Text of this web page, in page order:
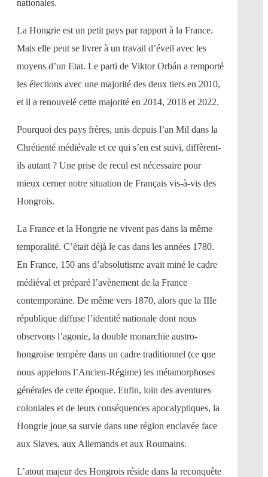
nationales.
La Hongrie est un petit pays par rapport à la France.
Mais elle peut se livrer à un travail d’éveil avec les
moyens d’un Etat. Le parti de Viktor Orbán a remporté
les élections avec une majorité des deux tiers en 2010,
et il a renouvelé cette majorité en 2014, 2018 et 2022.
Pourquoi des pays frères, unis depuis l’an Mil dans la
Chrétienté médiévale et ce qui s’en est suivi, diffèrent-
ils autant ? Une prise de recul est nécessaire pour
mieux cerner notre situation de Français vis-à-vis des
Hongrois.
La France et la Hongrie ne vivent pas dans la même
temporalité. C’était déjà le cas dans les années 1780.
En France, 150 ans d’absolutisme avait miné le cadre
médiéval et préparé l’avènement de la France
contemporaine. De même vers 1870, alors que la IIIe
république diffuse l’identité nationale dont nous
observons l’agonie, la double monarchie austro-
hongroise tempère dans un cadre traditionnel (ce que
nous appelons l’Ancien-Régime) les métamorphoses
générales de cette époque. Enfin, loin des aventures
coloniales et de leurs conséquences apocalyptiques, la
Hongrie joue sa survie dans une région enclavée face
aux Slaves, aux Allemands et aux Roumains.
L’atout majeur des Hongrois réside dans la reconquête